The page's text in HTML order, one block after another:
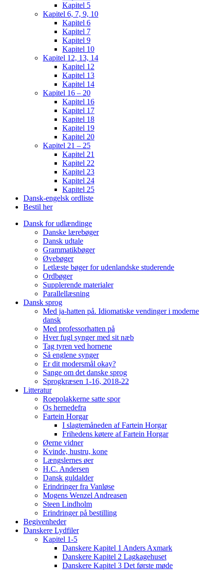
Kapitel 5
Kapitel 6, 7, 9, 10
Kapitel 6
Kapitel 7
Kapitel 9
Kapitel 10
Kapitel 12, 13, 14
Kapitel 12
Kapitel 13
Kapitel 14
Kapitel 16 – 20
Kapitel 16
Kapitel 17
Kapitel 18
Kapitel 19
Kapitel 20
Kapitel 21 – 25
Kapitel 21
Kapitel 22
Kapitel 23
Kapitel 24
Kapitel 25
Dansk-engelsk ordliste
Bestil her
Dansk for udlændinge
Danske lærebøger
Dansk udtale
Grammatikbøger
Øvebøger
Letlæste bøger for udenlandske studerende
Ordbøger
Supplerende materialer
Parallellæsning
Dansk sprog
Med ja-hatten på. Idiomatiske vendinger i moderne
dansk
Med professorhatten på
Hver fugl synger med sit næb
Tag tyren ved hornene
Så englene synger
Er dit modersmål okay?
Sange om det danske sprog
Sprogkræsen 1-16, 2018-22
Litteratur
Roepolakkerne satte spor
Os hernedefra
Fartein Horgar
I slagtemåneden af Fartein Horgar
Frihedens køtere af Fartein Horgar
Øerne vidner
Kvinde, hustru, kone
Længslernes øer
H.C. Andersen
Dansk guldalder
Erindringer fra Vanløse
Mogens Wenzel Andreasen
Steen Lindholm
Erindringer på bestilling
Begivenheder
Danskere Lydfiler
Kapitel 1-5
Danskere Kapitel 1 Anders Axmark
Danskere Kapitel 2 Lagkagehuset
Danskere Kapitel 3 Det første møde